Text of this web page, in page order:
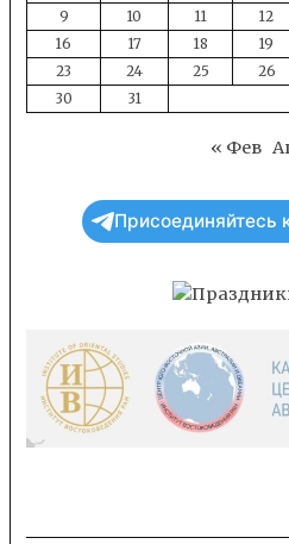
9
10 11 12
16
17 18 19
23
24 25 26
30
31
« Фев
Присоединяйтесь